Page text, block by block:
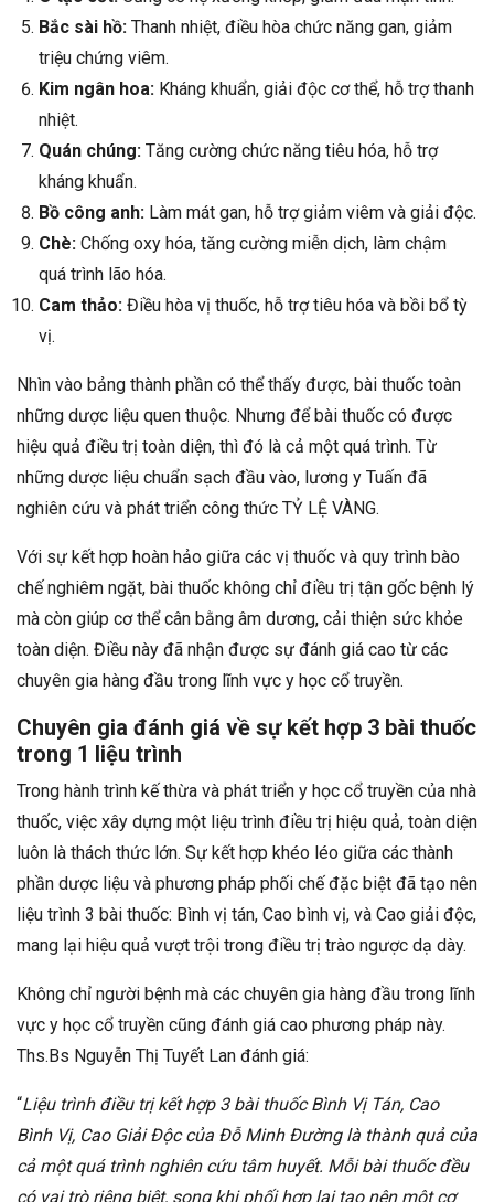
Bắc sài hồ: Thanh nhiệt, điều hòa chức năng gan, giảm
triệu chứng viêm.
Kim ngân hoa: Kháng khuẩn, giải độc cơ thể, hỗ trợ thanh
nhiệt.
Quán chúng: Tăng cường chức năng tiêu hóa, hỗ trợ
kháng khuẩn.
Bồ công anh: Làm mát gan, hỗ trợ giảm viêm và giải độc.
Chè: Chống oxy hóa, tăng cường miễn dịch, làm chậm
quá trình lão hóa.
Cam thảo: Điều hòa vị thuốc, hỗ trợ tiêu hóa và bồi bổ tỳ
vị.
Nhìn vào bảng thành phần có thể thấy được, bài thuốc toàn
những dược liệu quen thuộc. Nhưng để bài thuốc có được
hiệu quả điều trị toàn diện, thì đó là cả một quá trình. Từ
những dược liệu chuẩn sạch đầu vào, lương y Tuấn đã
nghiên cứu và phát triển công thức TỶ LỆ VÀNG.
Với sự kết hợp hoàn hảo giữa các vị thuốc và quy trình bào
chế nghiêm ngặt, bài thuốc không chỉ điều trị tận gốc bệnh lý
mà còn giúp cơ thể cân bằng âm dương, cải thiện sức khỏe
toàn diện. Điều này đã nhận được sự đánh giá cao từ các
chuyên gia hàng đầu trong lĩnh vực y học cổ truyền.
Chuyên gia đánh giá về sự kết hợp 3 bài thuốc
trong 1 liệu trình
Trong hành trình kế thừa và phát triển y học cổ truyền của nhà
thuốc, việc xây dựng một liệu trình điều trị hiệu quả, toàn diện
luôn là thách thức lớn. Sự kết hợp khéo léo giữa các thành
phần dược liệu và phương pháp phối chế đặc biệt đã tạo nên
liệu trình 3 bài thuốc: Bình vị tán, Cao bình vị, và Cao giải độc,
mang lại hiệu quả vượt trội trong điều trị trào ngược dạ dày.
Không chỉ người bệnh mà các chuyên gia hàng đầu trong lĩnh
vực y học cổ truyền cũng đánh giá cao phương pháp này.
Ths.Bs Nguyễn Thị Tuyết Lan đánh giá:
“Liệu trình điều trị kết hợp 3 bài thuốc Bình Vị Tán, Cao
Bình Vị, Cao Giải Độc của Đỗ Minh Đường là thành quả của
cả một quá trình nghiên cứu tâm huyết. Mỗi bài thuốc đều
có vai trò riêng biệt, song khi phối hợp lại tạo nên một cơ